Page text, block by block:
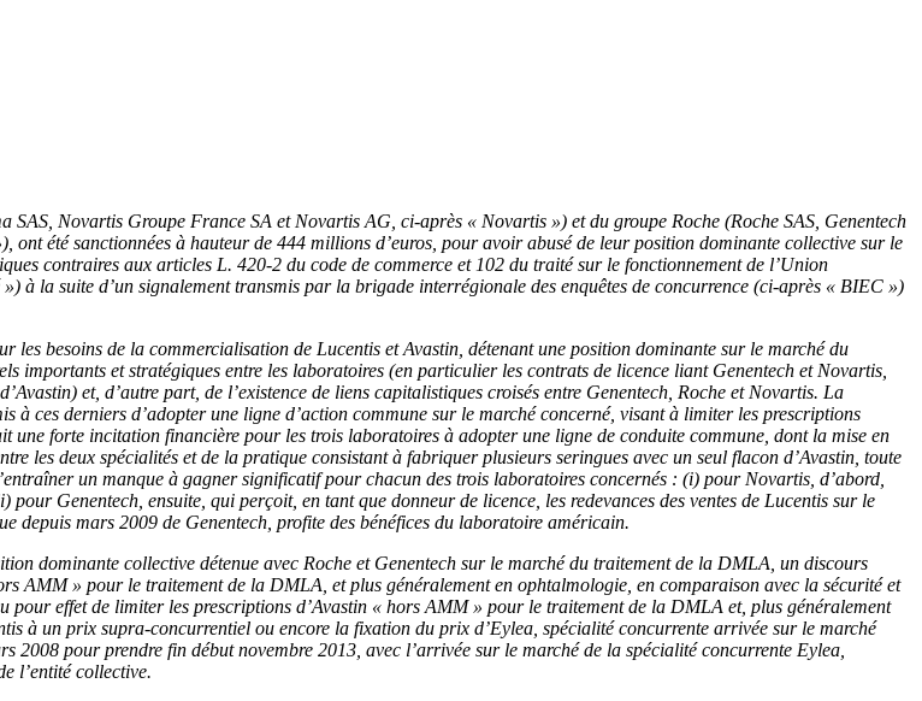
Novartis Groupe France SA et Novartis AG, ci-après « Novartis ») et du groupe Roche (Roche SAS, Genentech
été sanctionnées à hauteur de 444 millions d’euros, pour avoir abusé de leur position dominante collective sur le
contraires aux articles L. 420-2 du code de commerce et 102 du traité sur le fonctionnement de l’Union
à la suite d’un signalement transmis par la brigade interrégionale des enquêtes de concurrence (ci-après « BIEC »)
les besoins de la commercialisation de Lucentis et Avastin, détenant une position dominante sur le marché du
importants et stratégiques entre les laboratoires (en particulier les contrats de licence liant Genentech et Novartis,
et, d’autre part, de l’existence de liens capitalistiques croisés entre Genentech, Roche et Novartis. La
ces derniers d’adopter une ligne d’action commune sur le marché concerné, visant à limiter les prescriptions
forte incitation financière pour les trois laboratoires à adopter une ligne de conduite commune, dont la mise en
les deux spécialités et de la pratique consistant à fabriquer plusieurs seringues avec un seul flacon d’Avastin, toute
un manque à gagner significatif pour chacun des trois laboratoires concernés : (i) pour Novartis, d’abord,
Genentech, ensuite, qui perçoit, en tant que donneur de licence, les redevances des ventes de Lucentis sur le
mars 2009 de Genentech, profite des bénéfices du laboratoire américain.
dominante collective détenue avec Roche et Genentech sur le marché du traitement de la DMLA, un discours
AMM » pour le traitement de la DMLA, et plus généralement en ophtalmologie, en comparaison avec la sécurité et
effet de limiter les prescriptions d’Avastin « hors AMM » pour le traitement de la DMLA et, plus généralement
à un prix supra-concurrentiel ou encore la fixation du prix d’Eylea, spécialité concurrente arrivée sur le marché
pour prendre fin début novembre 2013, avec l’arrivée sur le marché de la spécialité concurrente Eylea,
l’entité collective.